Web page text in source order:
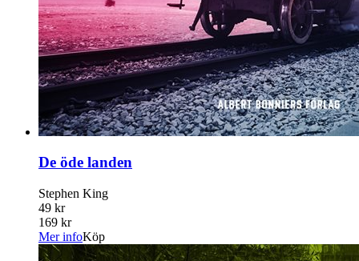
De öde landen
Stephen King
49 kr
169 kr
Mer infoKöp